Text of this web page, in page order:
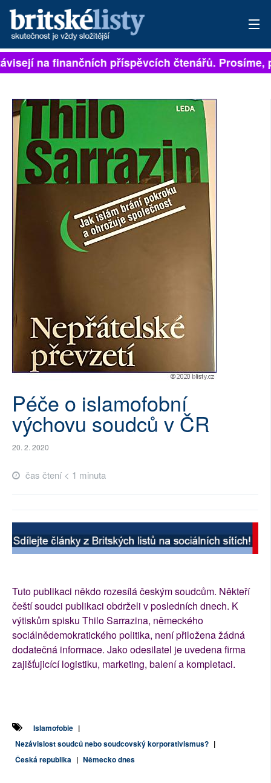
PŘIHLÁSIT
ARCHIV
ROZHOVORY
TÉMATA
NEJČTENĚJŠÍ ZA 7 DNÍ
AUTOŘI
PŘÍSPĚVKY NA PROVOZ
RUBRIKY
PLNÁ VERZE STRÁNEK
na finančních příspěvcích čtenářů. Prosíme,
Péče o islamofobní
výchovu soudců v ČR
20. 2. 2020
čas čtení < 1 minuta
Tuto publikaci někdo rozesílá českým soudcům. Někteří
čeští soudci publikaci obdrželi v posledních dnech. K
výtiskům spisku Thilo Sarrazina, německého
sociálnědemokratického politika, není přiložena žádná
dodatečná informace. Jako odesilatel je uvedena firma
zajišťujicící logistiku, marketing, balení a kompletaci.
Islamofobie |
Nezávislost soudců nebo soudcovský korporativismus? |
Česká republika | Německo dnes